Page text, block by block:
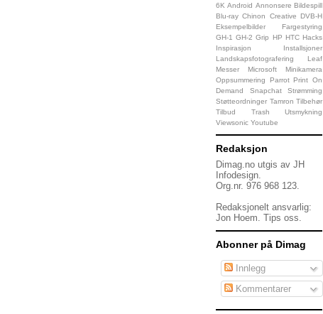
6K Android Annonsere Bildespill
Blu-ray Chinon Creative
DVB-H
Eksempelbilder
Fargestyring
GH-1 GH-2 Grip HP HTC Hacks
Inspirasjon
Installsjoner
Landskapsfotografering
Leaf
Messer
Microsoft
Minikamera
Oppsummering
Parrot Print On
Demand
Snapchat
Strømming
Støtteordninger Tamron Tilbehør
Tilbud
Trash
Utsmykning
Viewsonic Youtube
Redaksjon
Dimag.no utgis av JH
Infodesign.
Org.nr. 976 968 123.
Redaksjonelt ansvarlig:
Jon Hoem. Tips oss.
Abonner på Dimag
Innlegg
Kommentarer